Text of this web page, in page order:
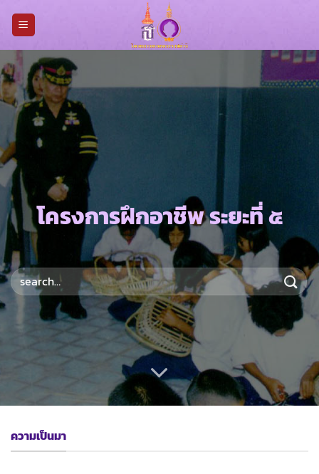
โครงการฝึกอาชีพ ระยะที่ ๕
ความเป็นมา